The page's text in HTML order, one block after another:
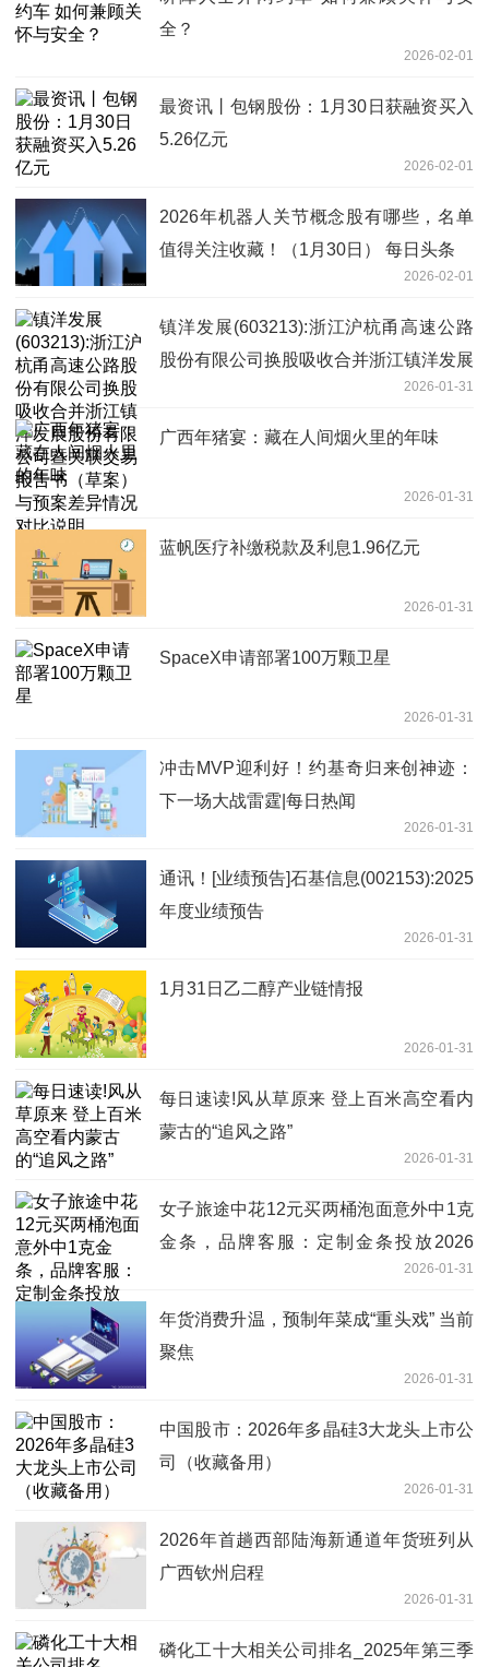
全？
2026-02-01
最资讯丨包钢股份：1月30日获融资买入
5.26亿元
2026-02-01
2026年机器人关节概念股有哪些，名单
值得关注收藏！（1月30日） 每日头条
2026-02-01
镇洋发展(603213):浙江沪杭甬高速公路
股份有限公司换股吸收合并浙江镇洋发展
股份有限公司暨关联交易报告书（草案）
与预案差异情况对比说明
2026-01-31
广西年猪宴：藏在人间烟火里的年味
2026-01-31
蓝帆医疗补缴税款及利息1.96亿元
2026-01-31
SpaceX申请部署100万颗卫星
2026-01-31
冲击MVP迎利好！约基奇归来创神迹：
下一场大战雷霆|每日热闻
2026-01-31
通讯！[业绩预告]石基信息(002153):2025
年度业绩预告
2026-01-31
1月31日乙二醇产业链情报
2026-01-31
每日速读!风从草原来 登上百米高空看内
蒙古的“追风之路”
2026-01-31
女子旅途中花12元买两桶泡面意外中1克
金条，品牌客服：定制金条投放2026
份，无法计算准确中奖概率|焦点要闻
2026-01-31
年货消费升温，预制年菜成“重头戏” 当前
聚焦
2026-01-31
中国股市：2026年多晶硅3大龙头上市公
司（收藏备用）
2026-01-31
2026年首趟西部陆海新通道年货班列从
广西钦州启程
2026-01-31
磷化工十大相关公司排名_2025年第三季